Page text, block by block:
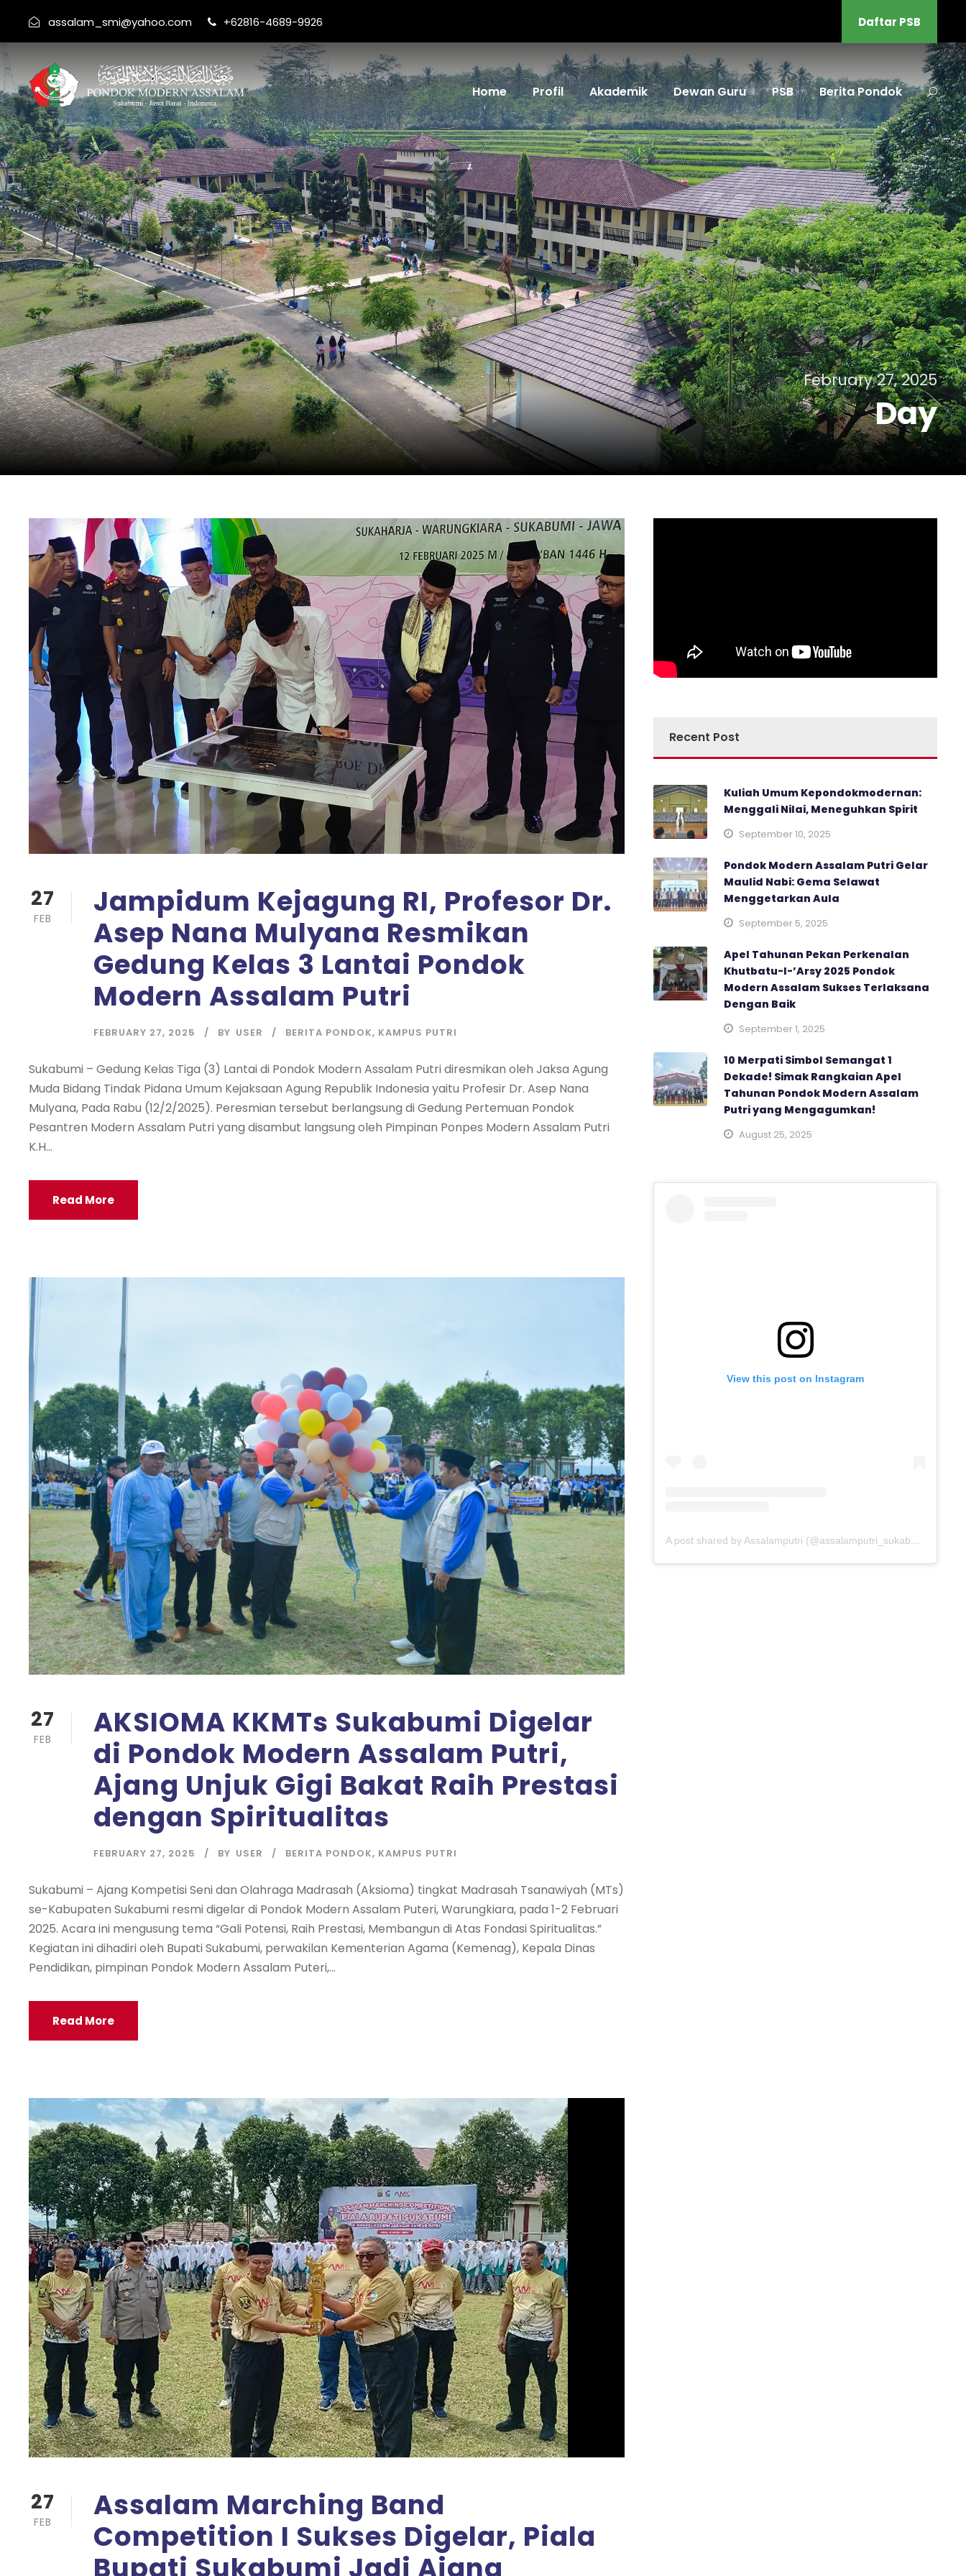
assalam_smi@yahoo.com +62816-4689-9926 Daftar PSB
Home Profil Akademik Dewan Guru PSB Berita Pondok
February 27, 2025
Day
27
FEB
Jampidum Kejagung RI, Profesor Dr.
Asep Nana Mulyana Resmikan
Gedung Kelas 3 Lantai Pondok
Modern Assalam Putri
FEBRUARY 27, 2025 BY USER BERITA PONDOK, KAMPUS PUTRI
Sukabumi – Gedung Kelas Tiga (3) Lantai di Pondok Modern Assalam Putri diresmikan oleh Jaksa Agung
Muda Bidang Tindak Pidana Umum Kejaksaan Agung Republik Indonesia yaitu Profesir Dr. Asep Nana
Mulyana, Pada Rabu (12/2/2025). Peresmian tersebut berlangsung di Gedung Pertemuan Pondok
Pesantren Modern Assalam Putri yang disambut langsung oleh Pimpinan Ponpes Modern Assalam Putri
K.H...
Read More
27
FEB
AKSIOMA KKMTs Sukabumi Digelar
di Pondok Modern Assalam Putri,
Ajang Unjuk Gigi Bakat Raih Prestasi
dengan Spiritualitas
FEBRUARY 27, 2025 BY USER BERITA PONDOK, KAMPUS PUTRI
Sukabumi – Ajang Kompetisi Seni dan Olahraga Madrasah (Aksioma) tingkat Madrasah Tsanawiyah (MTs)
se-Kabupaten Sukabumi resmi digelar di Pondok Modern Assalam Puteri, Warungkiara, pada 1-2 Februari
2025. Acara ini mengusung tema “Gali Potensi, Raih Prestasi, Membangun di Atas Fondasi Spiritualitas.”
Kegiatan ini dihadiri oleh Bupati Sukabumi, perwakilan Kementerian Agama (Kemenag), Kepala Dinas
Pendidikan, pimpinan Pondok Modern Assalam Puteri,...
Read More
27
FEB
Assalam Marching Band
Competition I Sukses Digelar, Piala
Bupati Sukabumi Jadi Ajang
Recent Post
Kuliah Umum Kepondokmodernan:
Menggali Nilai, Meneguhkan Spirit
September 10, 2025
Pondok Modern Assalam Putri Gelar
Maulid Nabi: Gema Selawat
Menggetarkan Aula
September 5, 2025
Apel Tahunan Pekan Perkenalan
Khutbatu-l-’Arsy 2025 Pondok
Modern Assalam Sukses Terlaksana
Dengan Baik
September 1, 2025
10 Merpati Simbol Semangat 1
Dekade! Simak Rangkaian Apel
Tahunan Pondok Modern Assalam
Putri yang Mengagumkan!
August 25, 2025
View this post on Instagram
A post shared by Assalamputri (@assalamputri_sukabumi)